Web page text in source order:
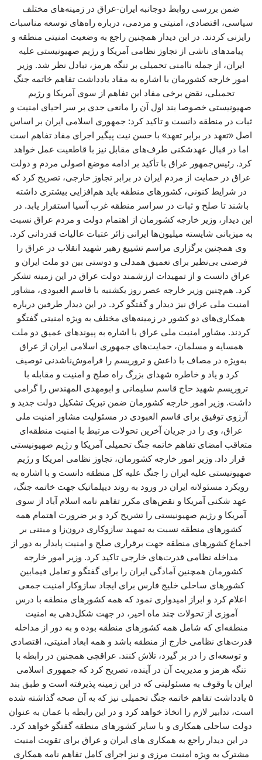
ضمن بررسی روابط دوجانبه ایران-عراق در زمینه‌های مختلف
سیاسی، اقتصادی، امنیتی و مردمی، درباره راه‌های توسعه مناسبات
رایزنی کردند. در این دیدار همچنین راجع به وضعیت امنیتی منطقه و
پیامدهای ناشی از تجاوز نظامی آمریکا و رژیم صهیونیستی علیه
ایران، از جمله ناامنی تحمیلی بر تنگه هرمز، تبادل نظر شد. وزیر
امور خارجه کشورمان با اشاره به مفاد یادداشت تفاهم خاتمه جنگ
تحمیلی، نقض برخی مفاد این تفاهم از سوی آمریکا و رژیم
صهیونیستی خصوصا بند اول آن را مانعی جدی بر سر احیای امنیت و
ثبات در منطقه دانست و تاکید کرد: جمهوری اسلامی ایران بر اساس
اصل «تعهد در برابر تعهد» با حسن نیت پیگیر اجرای مفاد تفاهم است
اما در قبال عهدشکنی طرف‌های مقابل نیز با قاطعیت عمل خواهد
کرد. رئیس‌جمهور عراق با تأکید بر ادامه موضع اصولی مردم و دولت
عراق در حمایت از مردم ایران در برابر تجاوز خارجی، تصریح کرد که
در شرایط کنونی، کشورهای منطقه باید هم‌افزایی بیشتری داشته
باشند تا صلح و ثبات در سراسر منطقه غرب آسیا استقرار یابد. در
این دیدار، وزیر خارجه کشورمان از اهتمام دولت و مردم عراق نسبت
به میزبانی شایسته میلیون‌ها ایرانی زائر عتبات عالیات قدردانی کرد.
وی همچنین برگزاری مراسم تشییع رهبر شهید انقلاب در عراق را
فرصتی بی‌نظیر برای تعمیق همدلی و دوستی بین دو ملت ایران و
عراق دانست و از تمهیدات ارزشمند دولت عراق در این زمینه تشکر
کرد. هم‌چنین وزیر خارجه عصر روز یکشنبه با قاسم العبودی، مشاور
امنیت ملی عراق نیز دیدار و گفتگو کرد. در این دیدار طرفین درباره
همکاری‌های دو کشور در زمینه‌های مختلف به ویژه امنیتی گفتگو
کردند. مشاور امنیت ملی عراق با اشاره به پیوندهای عمیق دو ملت
همسایه و مسلمان، حمایت‌های جمهوری اسلامی ایران از عراق
به‌ویژه در مصاف با داعش و تروریسم را فراموش‌ناشدنی توصیف
کرد و یاد و خاطره شهدای بزرگ راه صلح و امنیت و مقابله با
تروریسم شهید حاج قاسم سلیمانی و ابومهدی المهندس را گرامی
داشت. وزیر امور خارجه کشورمان ضمن تبریک تشکیل دولت جدید و
آرزوی توفیق برای قاسم العبودی در مسئولیت مشاور امنیت ملی
عراق، وی را در جریان آخرین تحولات مرتبط با امنیت منطقه‌ای
متعاقب امضای تفاهم خاتمه جنگ تحمیلی آمریکا و رژیم صهیونیستی
قرار داد. وزیر امور خارجه کشورمان، تجاوز نظامی امریکا و رژیم
صهیونیستی علیه ایران را جنگ علیه کل منطقه دانست و با اشاره به
رویکرد مسئولانه ایران در ورود به روند دیپلماتیک جهت خاتمه جنگ،
عهد شکنی آمریکا و نقض‌های مکرر تفاهم نامه اسلام آباد از سوی
آمریکا و رژیم صهیونیستی را تشریح کرد و بر ضرورت اهتمام همه
کشورهای منطقه نسبت به تمهید سازوکاری درون‌زا و مبتنی بر
اجماع کشورهای منطقه جهت برقراری صلح و امنیت پایدار به دور از
مداخله نظامی قدرت‌های خارجی تاکید کرد. وزیر امور خارجه
کشورمان همچنین آمادگی ایران را برای گفتگو و تعامل فیمابین
کشورهای ساحلی خلیج فارس برای ایجاد سازوکار امنیت جمعی
اعلام کرد و ابراز امیدواری نمود که همه کشورهای منطقه با درس
آموزی از تحولات چند ماه اخیر، در جهت شکل‌دهی به امنیت
منطقه‌ای که شامل همه کشورهای منطقه بوده و به دور از مداخله
قدرت‌های نظامی خارج از منطقه باشد و همه ابعاد امنیتی، اقتصادی
و توسعه‌ای را در بر گیرد، تلاش کنند. عراقچی همچنین در رابطه با
تنگه هرمز و مدیریت آن در آینده، تصریح کرد که جمهوری اسلامی
ایران با وقوف به مسئولیتی که در این زمینه پذیرفته است و طبق بند
۵ یادداشت تفاهم خاتمه جنگ تحمیلی نیز که به آن صحه گذاشته شده
است، تدابیر لازم را اتخاذ خواهد کرد و در این رابطه با عمان به عنوان
دولت ساحلی همکاری و با سایر کشورهای منطقه گفتگو خواهد کرد.
در این دیدار راجع به همکاری ‌های ایران و عراق برای تقویت امنیت
مشترک به ویژه امنیت مرزی و نیز اجرای کامل تفاهم نامه همکاری